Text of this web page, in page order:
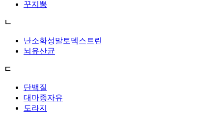
꾸지뽕
ㄴ
난소화성말토덱스트린
뇌유산균
ㄷ
단백질
대마종자유
도라지